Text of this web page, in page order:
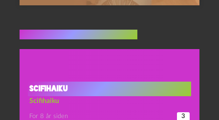
Scifihaiku
Scifihaiku
For 8 år siden 3